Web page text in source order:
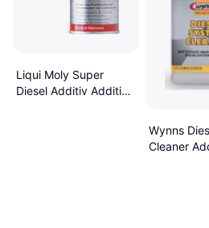
Liqui Moly Super
Diesel Additiv Additiv
Wynns
Cleaner